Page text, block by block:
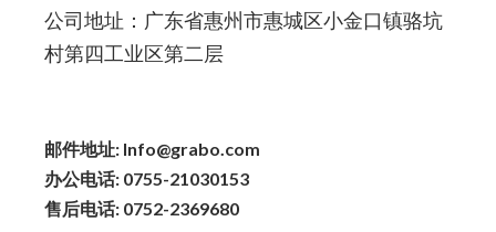
公司地址：广东省惠州市惠城区小金口镇骆坑
村第四工业区第二层
邮件地址: Info@grabo.com
办公电话: 0755-21030153
售后电话: 0752-2369680